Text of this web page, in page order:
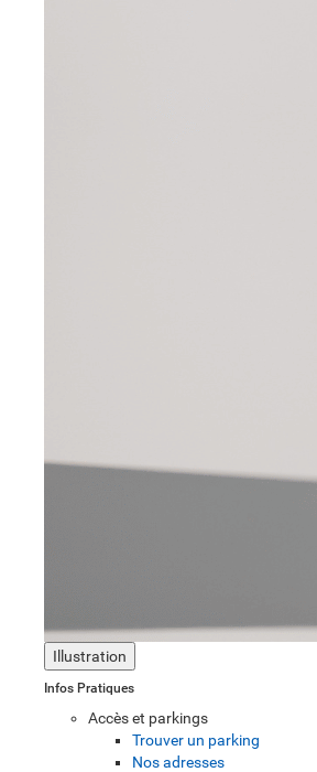
Illustration
Infos Pratiques
Accès et parkings
Trouver un parking
Nos adresses